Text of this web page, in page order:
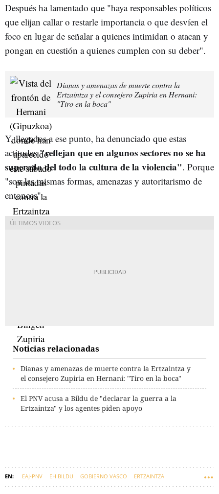
Después ha lamentado que "haya responsables políticos
que elijan callar o restarle importancia o que desvíen el
foco en lugar de señalar a quienes intimidan o atacan y
pongan en cuestión a quienes cumplen con su deber".
Dianas y amenazas de muerte contra la
Ertzaintza y el consejero Zupiria en Hernani:
"Tiro en la boca"
Y, llegados a ese punto, ha denunciado que estas
actitudes"reflejan que en algunos sectores no se ha
superado del todo la cultura de la violencia". Porque
"son las mismas formas, amenazas y autoritarismo de
entonces".
Noticias relacionadas
Dianas y amenazas de muerte contra la Ertzaintza y
el consejero Zupiria en Hernani: "Tiro en la boca"
El PNV acusa a Bildu de "declarar la guerra a la
Ertzaintza" y los agentes piden apoyo
EAJ-PNV EH BILDU GOBIERNO VASCO ERTZAINTZA